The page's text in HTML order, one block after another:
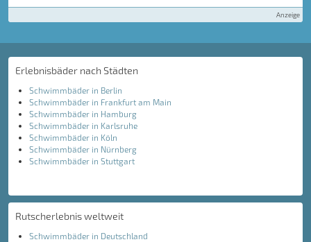
Anzeige
Erlebnisbäder nach Städten
Schwimmbäder in Berlin
Schwimmbäder in Frankfurt am Main
Schwimmbäder in Hamburg
Schwimmbäder in Karlsruhe
Schwimmbäder in Köln
Schwimmbäder in Nürnberg
Schwimmbäder in Stuttgart
Rutscherlebnis weltweit
Schwimmbäder in Deutschland